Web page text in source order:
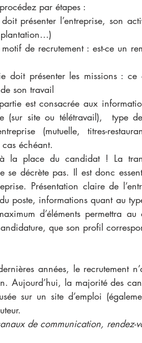
par étapes :
présenter l’entreprise, son
de recrutement : est-ce un
présenter les missions : ce
son travail
est consacrée aux
(sur site ou télétravail),  type
(mutuelle, titres-
échéant.
à la place du candidat ! La
décrète pas. Il est donc
Présentation claire de
poste, informations quant au
d’éléments permettra
que son profil
années, le recrutement
Aujourd’hui, la majorité des
sur un site d’emploi
de communication, rendez-